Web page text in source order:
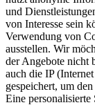
und
von Interesse sein
Verwendung von
ausstellen. Wir
der Angebote nicht
auch die IP
gespeichert, um
Eine